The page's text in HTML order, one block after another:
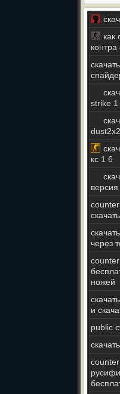
как
контра
strike 1
кс 1 6
через
ножей
и
public